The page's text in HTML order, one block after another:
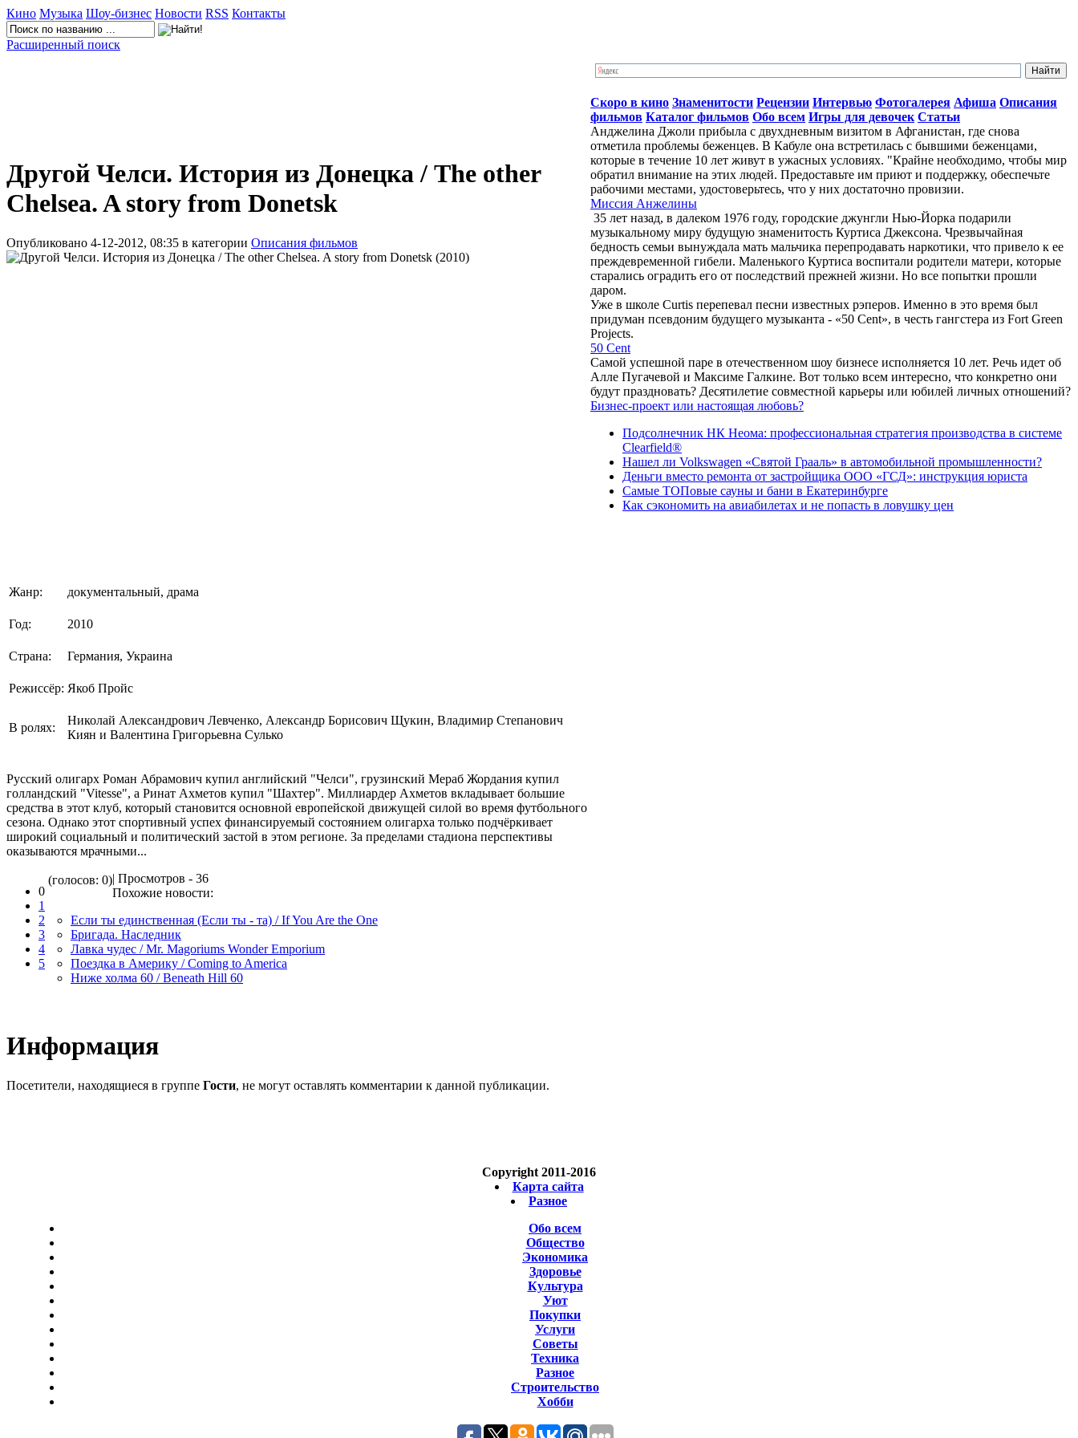
Кино Музыка Шоу-бизнес Новости RSS Контакты
Расширенный поиск
Другой Челси. История из Донецка / The other
Chelsea. A story from Donetsk
Опубликовано 4-12-2012, 08:35 в категории Описания фильмов
Жанр: документальный, драма
Год: 2010
Страна: Германия, Украина
Режиссёр: Якоб Пройс
В ролях:
Николай Александрович Левченко, Александр Борисович Щукин, Владимир Степанович
Киян и Валентина Григорьевна Сулько
Русский олигарх Роман Абрамович купил английский "Челси", грузинский Мераб Жордания купил
голландский "Vitesse", а Ринат Ахметов купил "Шахтер". Миллиардер Ахметов вкладывает большие
средства в этот клуб, который становится основной европейской движущей силой во время футбольного
сезона. Однако этот спортивный успех финансируемый состоянием олигарха только подчёркивает
широкий социальный и политический застой в этом регионе. За пределами стадиона перспективы
оказываются мрачными...
0
1
2
3
4
5
(голосов: 0)| Просмотров - 36
Похожие новости:
Если ты единственная (Если ты - та) / If You Are the One
Бригада. Наследник
Лавка чудес / Mr. Magoriums Wonder Emporium
Поездка в Америку / Coming to America
Ниже холма 60 / Beneath Hill 60
Информация
Посетители, находящиеся в группе Гости, не могут оставлять комментарии к данной публикации.
Скоро в кино Знаменитости Рецензии Интервью Фотогалерея Афиша Описания
фильмов Каталог фильмов Обо всем Игры для девочек Статьи
Анджелина Джоли прибыла с двухдневным визитом в Афганистан, где снова
отметила проблемы беженцев. В Кабуле она встретилась с бывшими беженцами,
которые в течение 10 лет живут в ужасных условиях. "Крайне необходимо, чтобы мир
обратил внимание на этих людей. Предоставьте им приют и поддержку, обеспечьте
рабочими местами, удостоверьтесь, что у них достаточно провизии.
Миссия Анжелины
35 лет назад, в далеком 1976 году, городские джунгли Нью-Йорка подарили
музыкальному миру будущую знаменитость Куртиса Джексона. Чрезвычайная
бедность семьи вынуждала мать мальчика перепродавать наркотики, что привело к ее
преждевременной гибели. Маленького Куртиса воспитали родители матери, которые
старались оградить его от последствий прежней жизни. Но все попытки прошли
даром.
Уже в школе Curtis перепевал песни известных рэперов. Именно в это время был
придуман псевдоним будущего музыканта - «50 Cent», в честь гангстера из Fort Green
Projects.
50 Cent
Самой успешной паре в отечественном шоу бизнесе исполняется 10 лет. Речь идет об
Алле Пугачевой и Максиме Галкине. Вот только всем интересно, что конкретно они
будут праздновать? Десятилетие совместной карьеры или юбилей личных отношений?
Бизнес-проект или настоящая любовь?
Подсолнечник НК Неома: профессиональная стратегия производства в системе
Clearfield®
Нашел ли Volkswagen «Святой Грааль» в автомобильной промышленности?
Деньги вместо ремонта от застройщика ООО «ГСД»: инструкция юриста
Самые ТОПовые сауны и бани в Екатеринбурге
Как сэкономить на авиабилетах и не попасть в ловушку цен
Copyright 2011-2016
Карта сайта
Разное
Обо всем
Общество
Экономика
Здоровье
Культура
Уют
Покупки
Услуги
Советы
Техника
Разное
Строительство
Хобби